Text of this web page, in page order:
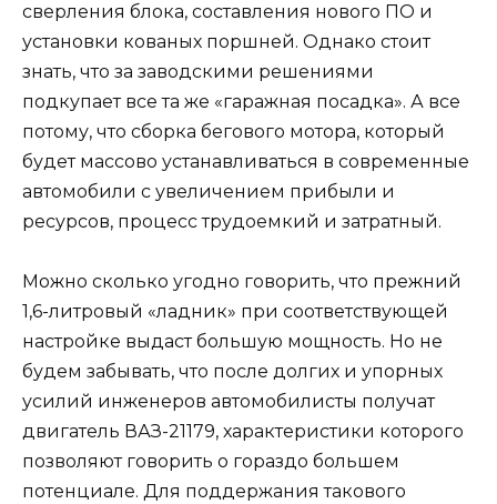
сверления блока, составления нового ПО и
установки кованых поршней. Однако стоит
знать, что за заводскими решениями
подкупает все та же «гаражная посадка». А все
потому, что сборка бегового мотора, который
будет массово устанавливаться в современные
автомобили с увеличением прибыли и
ресурсов, процесс трудоемкий и затратный.
Можно сколько угодно говорить, что прежний
1,6-литровый «ладник» при соответствующей
настройке выдаст большую мощность. Но не
будем забывать, что после долгих и упорных
усилий инженеров автомобилисты получат
двигатель ВАЗ-21179, характеристики которого
позволяют говорить о гораздо большем
потенциале. Для поддержания такового